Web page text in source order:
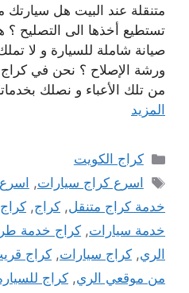
متنقلة عند البيت هل سيارتك
تستطيع أخذها الى التصليح ؟
صيانة شاملة للسيارة و لا
ورشة الإصلاح ؟ نحن في
من تلك الأعباء و نصلك
المزيد
التصنيفات
كراج الكويت
الوسوم
اسرع كراج سيارات,
خدمة كراج متنقل, كراج,
خدمة سيارات, كراج خدمة
الري, كراج سيارات, كراج
من موقعي الري, كراج